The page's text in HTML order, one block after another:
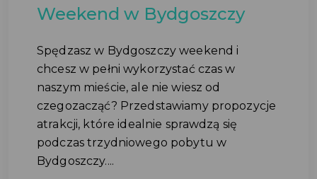
Weekend w Bydgoszczy
Spędzasz w Bydgoszczy weekend i
chcesz w pełni wykorzystać czas w
naszym mieście, ale nie wiesz od
czegozacząć? Przedstawiamy propozycje
atrakcji, które idealnie sprawdzą się
podczas trzydniowego pobytu w
Bydgoszczy....